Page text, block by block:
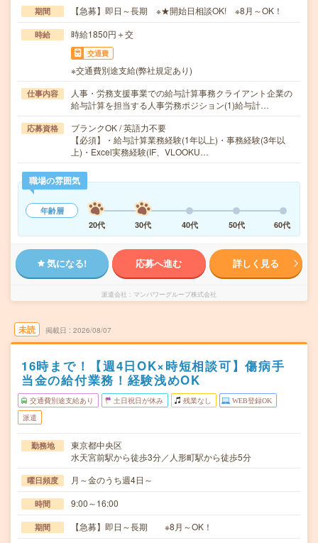
期間 【急募】即日～長期 ※★開始日相談OK! ※8月～OK！
時給 時給1850円＋交
交通費
※交通費別途支給(弊社規定あり)
仕事内容
人事・労務支援事業での給与計算事務クライアント企業の
給与計算を担当する人事労務ポジション(1)給与計…
応募資格
ブランクOK / 英語力不要
【必須】・給与計算業務経験(1年以上)・事務経験(3年以
上)・Excel実務経験(IF、VLOOKU…
職場の雰囲気
年齢層
20代
30代 40代 50代 60代
気になる! 応募へ進む 詳しく見る
派遣会社 マンパワーグループ株式会社
未読 掲載日 2026/08/07
16時まで！【週4日OK×時短相談可】傷病手
当金の給付業務！経験浅めOK
交通費別途支給あり 土日祝日が休み 残業なし WEB登録OK
派遣
勤務地
東京都中央区
水天宮前駅から徒歩3分／人形町駅から徒歩5分
曜日頻度 月～金のうち週4日～
時間 9:00～16:00
期間 【急募】即日～長期 ※8月～OK！